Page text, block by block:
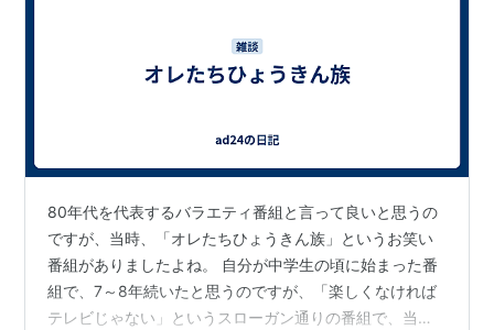
80年代を代表するバラエティ番組と言って良いと思うの
ですが、当時、「オレたちひょうきん族」というお笑い
番組がありましたよね。 自分が中学生の頃に始まった番
組で、7～8年続いたと思うのですが、「楽しくなければ
テレビじゃない」というスローガン通りの番組で、当時